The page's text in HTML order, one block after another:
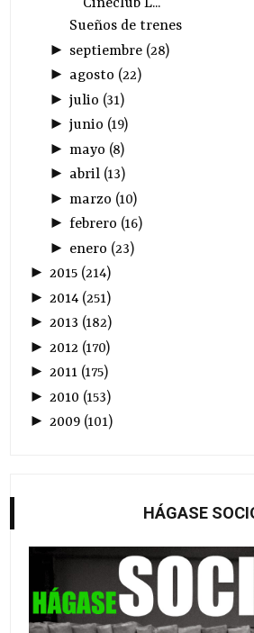
Sueños de trenes
► septiembre(28)
► agosto (22)
► julio (31)
► junio (19)
► mayo (8)
► abril(13)
► marzo (10)
► febrero (16)
► enero (23)
►2015 (214)
► 2014 (251)
►2013 (182)
► 2012 (170)
►2011 (175)
► 2010 (153)
►2009 (101)
HÁGASE